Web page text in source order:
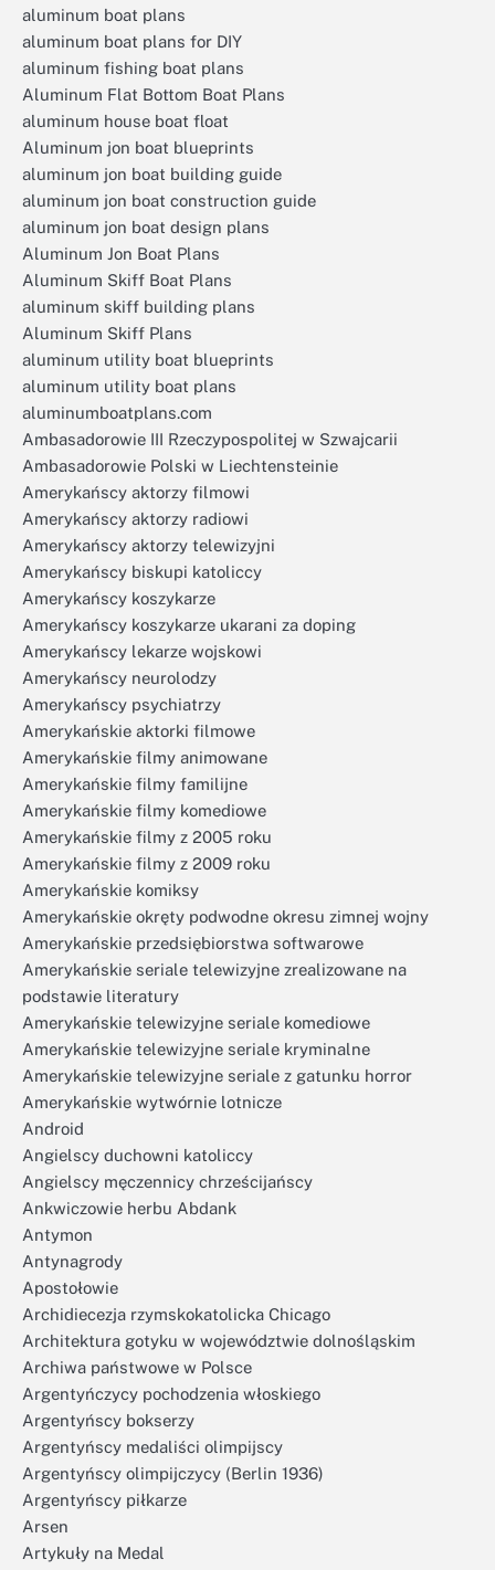
aluminum boat plans
aluminum boat plans for DIY
aluminum fishing boat plans
Aluminum Flat Bottom Boat Plans
aluminum house boat float
Aluminum jon boat blueprints
aluminum jon boat building guide
aluminum jon boat construction guide
aluminum jon boat design plans
Aluminum Jon Boat Plans
Aluminum Skiff Boat Plans
aluminum skiff building plans
Aluminum Skiff Plans
aluminum utility boat blueprints
aluminum utility boat plans
aluminumboatplans.com
Ambasadorowie III Rzeczypospolitej w Szwajcarii
Ambasadorowie Polski w Liechtensteinie
Amerykańscy aktorzy filmowi
Amerykańscy aktorzy radiowi
Amerykańscy aktorzy telewizyjni
Amerykańscy biskupi katoliccy
Amerykańscy koszykarze
Amerykańscy koszykarze ukarani za doping
Amerykańscy lekarze wojskowi
Amerykańscy neurolodzy
Amerykańscy psychiatrzy
Amerykańskie aktorki filmowe
Amerykańskie filmy animowane
Amerykańskie filmy familijne
Amerykańskie filmy komediowe
Amerykańskie filmy z 2005 roku
Amerykańskie filmy z 2009 roku
Amerykańskie komiksy
Amerykańskie okręty podwodne okresu zimnej wojny
Amerykańskie przedsiębiorstwa softwarowe
Amerykańskie seriale telewizyjne zrealizowane na
podstawie literatury
Amerykańskie telewizyjne seriale komediowe
Amerykańskie telewizyjne seriale kryminalne
Amerykańskie telewizyjne seriale z gatunku horror
Amerykańskie wytwórnie lotnicze
Android
Angielscy duchowni katoliccy
Angielscy męczennicy chrześcijańscy
Ankwiczowie herbu Abdank
Antymon
Antynagrody
Apostołowie
Archidiecezja rzymskokatolicka Chicago
Architektura gotyku w województwie dolnośląskim
Archiwa państwowe w Polsce
Argentyńczycy pochodzenia włoskiego
Argentyńscy bokserzy
Argentyńscy medaliści olimpijscy
Argentyńscy olimpijczycy (Berlin 1936)
Argentyńscy piłkarze
Arsen
Artykuły na Medal